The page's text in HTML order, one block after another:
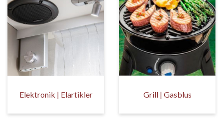
Elektronik | Elartikler Grill | Gasblus